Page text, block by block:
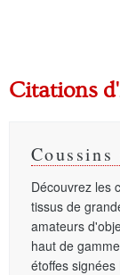
Citations d'
Découvrez les
tissus de
amateurs
haut de
étoffes signées